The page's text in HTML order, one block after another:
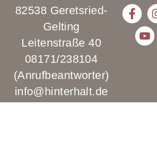
82538 Geretsried-
Gelting
Leitenstraße 40
08171/238104
(Anrufbeantworter)
info@hinterhalt.de